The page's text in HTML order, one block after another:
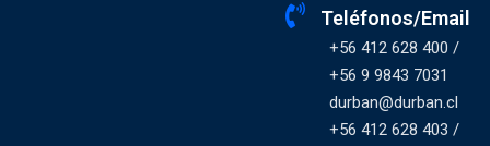
Teléfonos/Email
+56 412 628 400 /
+56 9 9843 7031
durban@durban.cl
+56 412 628 403 /